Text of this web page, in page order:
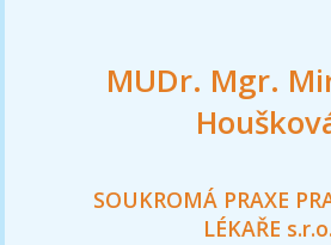
MUDr. Mgr.
SOUKROMÁ PRAXE
LÉKAŘE s.r.o.